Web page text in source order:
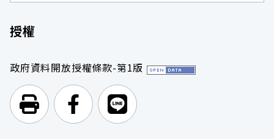
授權
政府資料開放授權條款-第1版
列印頁面前往Facebook
前往Line